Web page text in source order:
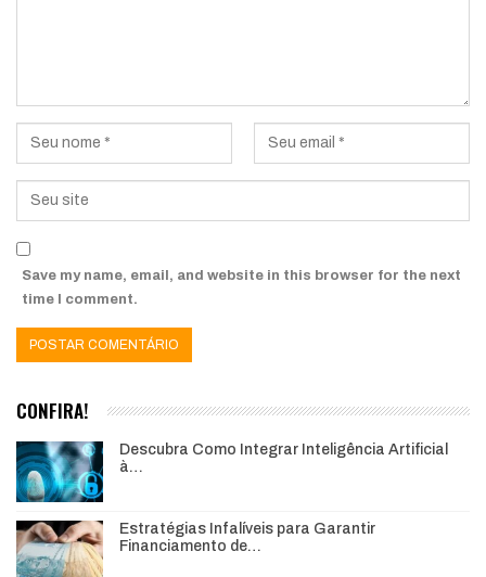
Save my name, email, and website in this browser for the next
time I comment.
CONFIRA!
Descubra Como Integrar Inteligência Artificial
à…
Estratégias Infalíveis para Garantir
Financiamento de…